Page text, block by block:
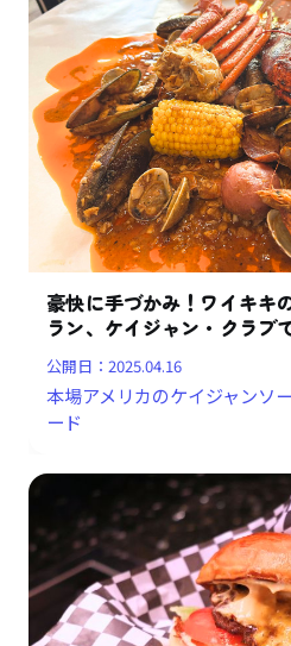
豪快に手づかみ！ワイキキ
ラン、ケイジャン・クラブ
公開日：2025.04.16
本場アメリカのケイジャンソ
ード